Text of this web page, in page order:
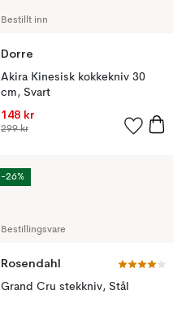
Bestillt inn
Dorre
Akira Kinesisk kokkekniv 30
cm, Svart
148 kr
299 kr
Bestillingsvare
Rosendahl
Grand Cru stekkniv, Stål
-26%